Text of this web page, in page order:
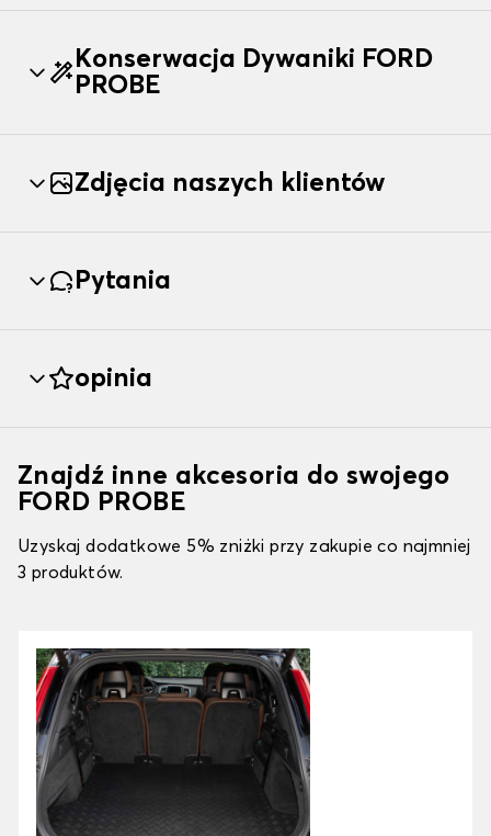
Konserwacja Dywaniki FORD
PROBE
Zdjęcia naszych klientów
Pytania
opinia
Znajdź inne akcesoria do swojego
FORD PROBE
Uzyskaj dodatkowe 5% zniżki przy zakupie co najmniej
3 produktów.